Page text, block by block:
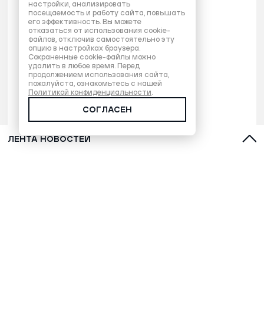
ЛЕНТА НОВОСТЕЙ
настройки, анализировать
посещаемость и работу сайта, повышать
его эффективность. Вы можете
отказаться от использования cookie-
файлов, отключив самостоятельно эту
опцию в настройках браузера.
Сохраненные cookie-файлы можно
удалить в любое время. Перед
продолжением использования сайта,
пожалуйста, ознакомьтесь с нашей
Политикой конфиденциальности.
СОГЛАСЕН